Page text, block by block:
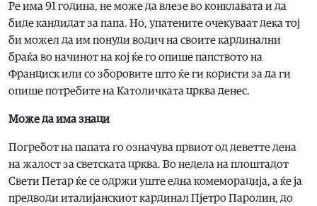
Ре има 91 година, не може да влезе во конклавата и да
биде кандидат за папа. Но, упатените очекуваат дека тој
би можел да им понуди водич на своите кардинални
браќа во начинот на кој ќе го опише папството на
Франциск или со зборовите што ќе ги користи за да ги
опише потребите на Католичката црква денес.
Може да има знаци
Погребот на папата го означува првиот од деветте дена
на жалост за светската црква. Во недела на плоштадот
Свети Петар ќе се одржи уште една комеморација, а ќе ја
предводи италијанскиот кардинал Пјетро Паролин, до